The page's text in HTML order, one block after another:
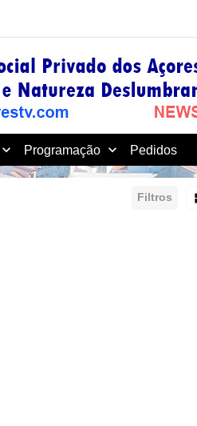
Programação Pedidos
Filtros